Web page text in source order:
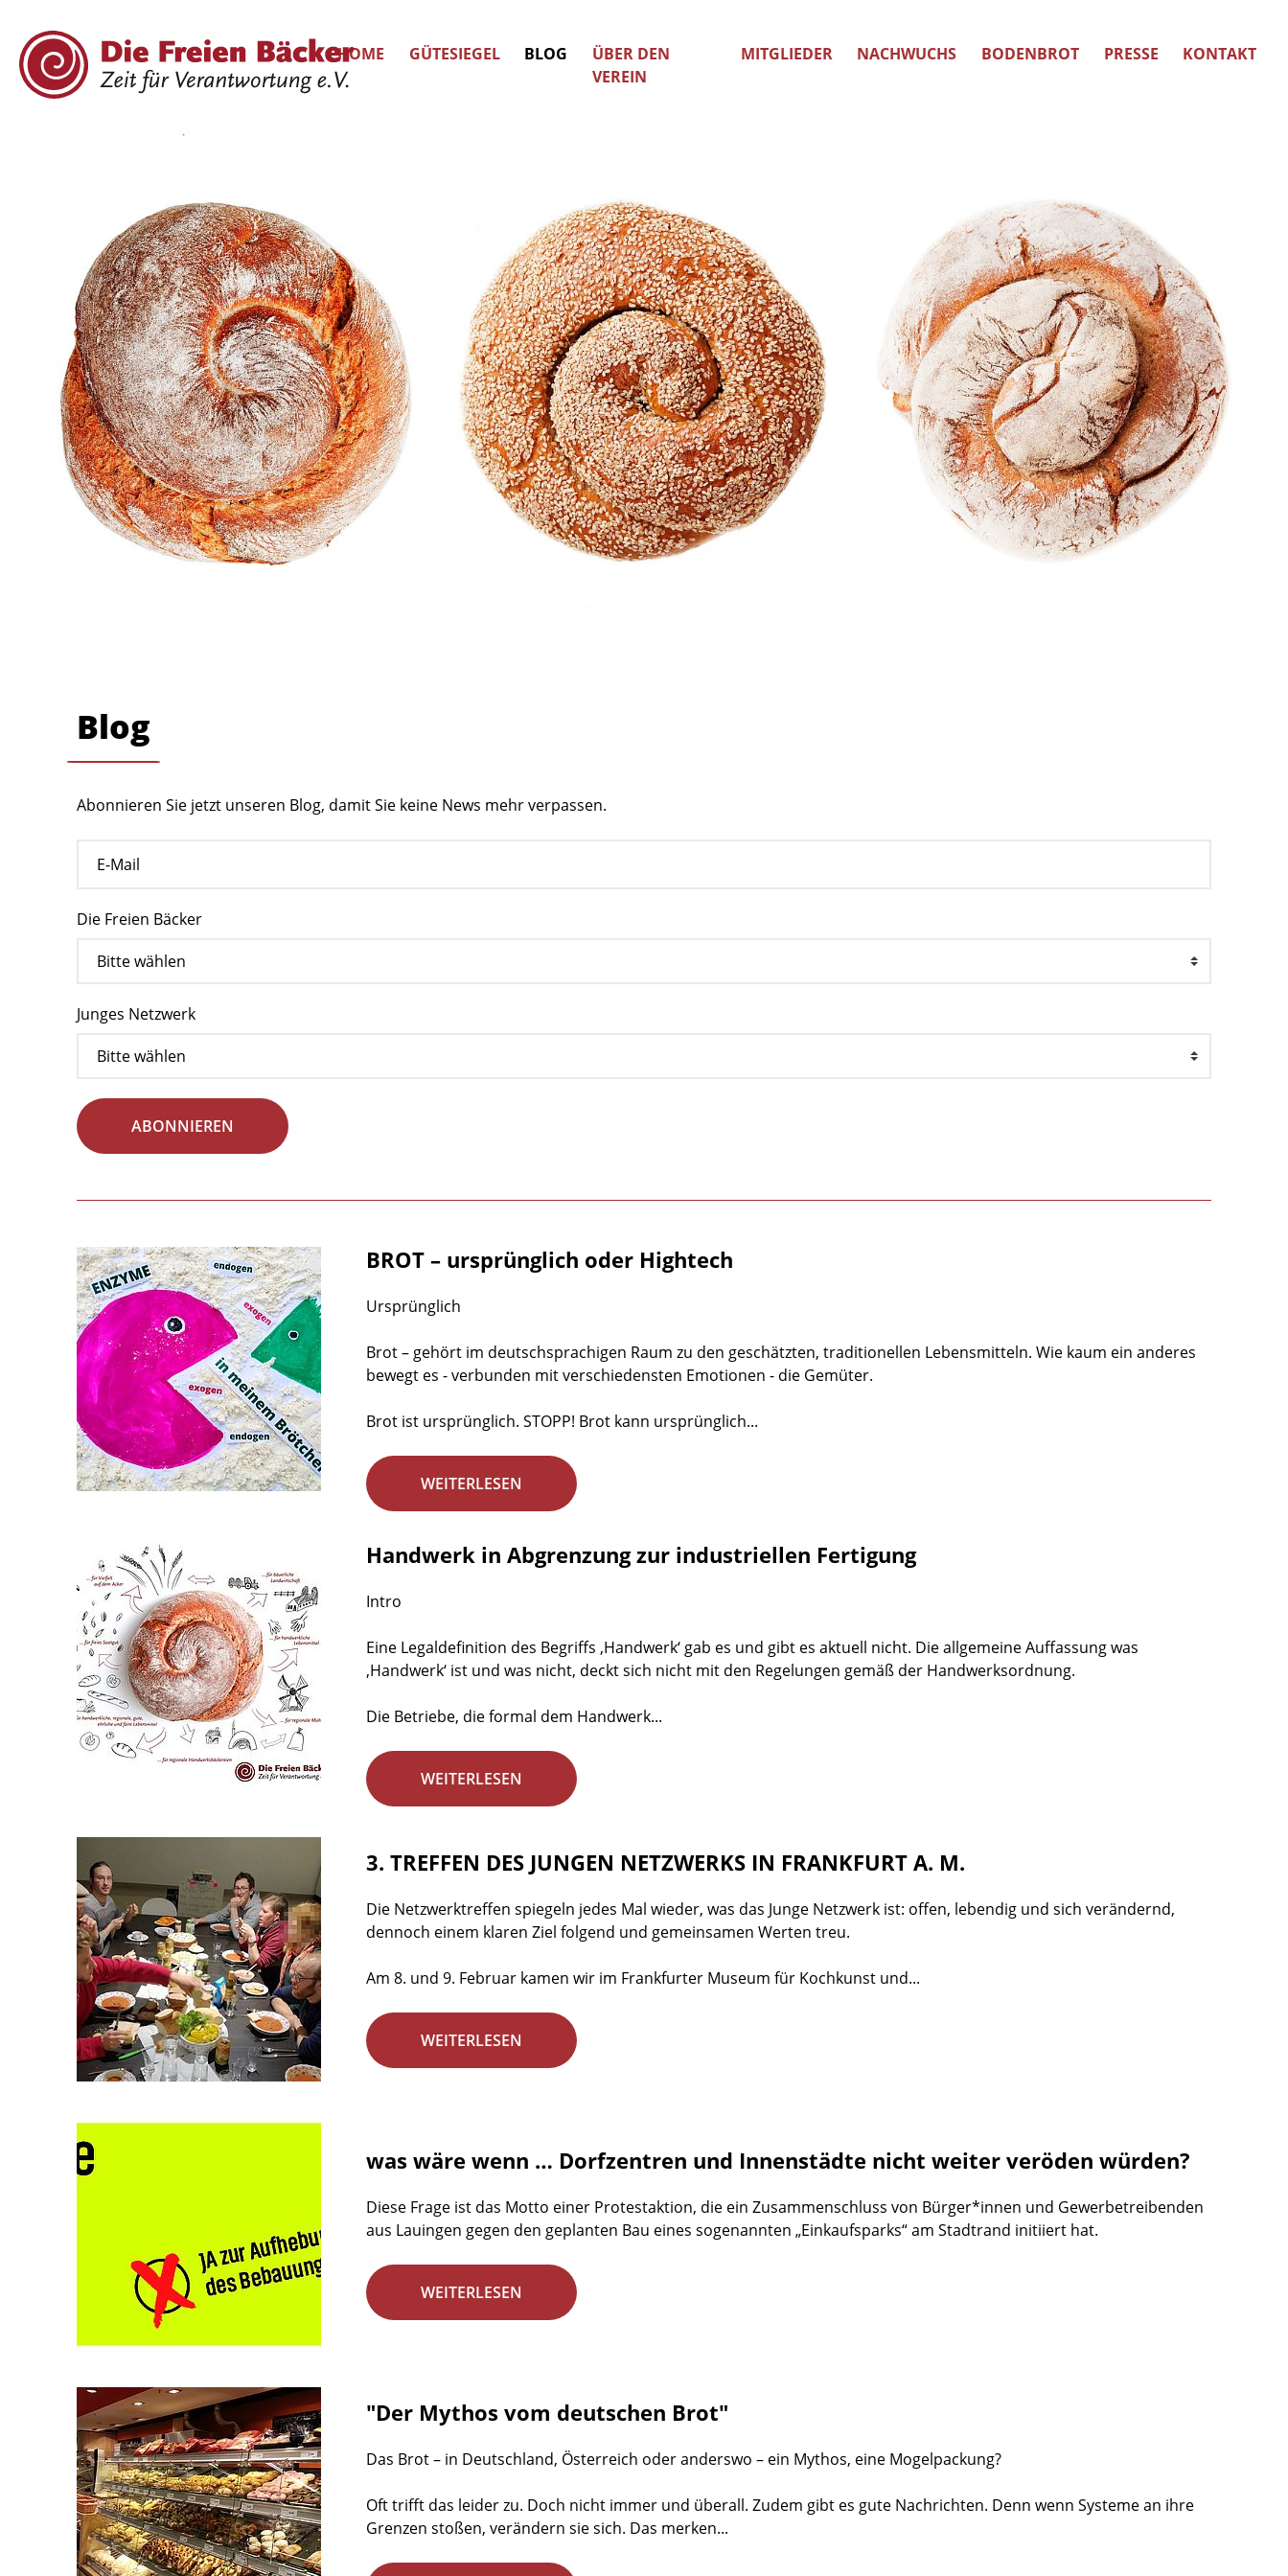
HOME GÜTESIEGEL BLOG
ÜBER DEN
VEREIN
MITGLIEDER NACHWUCHS BODENBROT PRESSE KONTAKT
Blog
Abonnieren Sie jetzt unseren Blog, damit Sie keine News mehr verpassen.
Die Freien Bäcker
Junges Netzwerk
ABONNIEREN
BROT – ursprünglich oder Hightech
Ursprünglich
Brot – gehört im deutschsprachigen Raum zu den geschätzten, traditionellen Lebensmitteln. Wie kaum ein anderes
bewegt es - verbunden mit verschiedensten Emotionen - die Gemüter.
Brot ist ursprünglich. STOPP! Brot kann ursprünglich...
WEITERLESEN
Handwerk in Abgrenzung zur industriellen Fertigung
Intro
Eine Legaldefinition des Begriffs ‚Handwerk‘ gab es und gibt es aktuell nicht. Die allgemeine Auffassung was
‚Handwerk‘ ist und was nicht, deckt sich nicht mit den Regelungen gemäß der Handwerksordnung.
Die Betriebe, die formal dem Handwerk...
WEITERLESEN
3. TREFFEN DES JUNGEN NETZWERKS IN FRANKFURT A. M.
Die Netzwerktreffen spiegeln jedes Mal wieder, was das Junge Netzwerk ist: offen, lebendig und sich verändernd,
dennoch einem klaren Ziel folgend und gemeinsamen Werten treu.
Am 8. und 9. Februar kamen wir im Frankfurter Museum für Kochkunst und...
WEITERLESEN
was wäre wenn … Dorfzentren und Innenstädte nicht weiter veröden würden?
Diese Frage ist das Motto einer Protestaktion, die ein Zusammenschluss von Bürger*innen und Gewerbetreibenden
aus Lauingen gegen den geplanten Bau eines sogenannten „Einkaufsparks“ am Stadtrand initiiert hat.
WEITERLESEN
"Der Mythos vom deutschen Brot"
Das Brot – in Deutschland, Österreich oder anderswo – ein Mythos, eine Mogelpackung?
Oft trifft das leider zu. Doch nicht immer und überall. Zudem gibt es gute Nachrichten. Denn wenn Systeme an ihre
Grenzen stoßen, verändern sie sich. Das merken...